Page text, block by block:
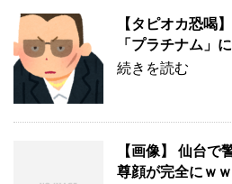
【タピオカ恐喝
「プラチナム」
続きを読む
【画像】 仙台で
尊顔が完全にｗ